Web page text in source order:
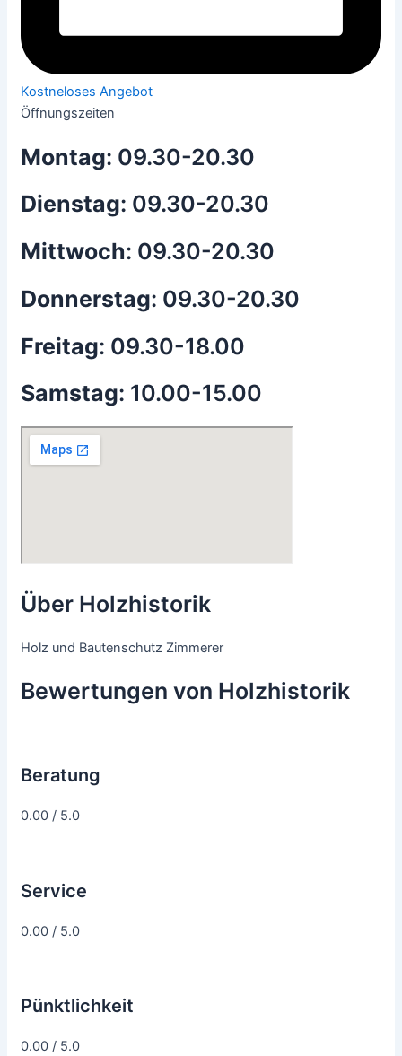
Kostneloses Angebot
Öffnungszeiten
Montag: 09.30-20.30
Dienstag: 09.30-20.30
Mittwoch: 09.30-20.30
Donnerstag: 09.30-20.30
Freitag: 09.30-18.00
Samstag: 10.00-15.00
Über Holzhistorik
Holz und Bautenschutz Zimmerer
Bewertungen von Holzhistorik
Beratung
0.00 / 5.0
Service
0.00 / 5.0
Pünktlichkeit
0.00 / 5.0